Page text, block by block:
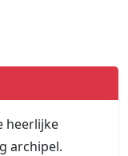
heerlijke
archipel.